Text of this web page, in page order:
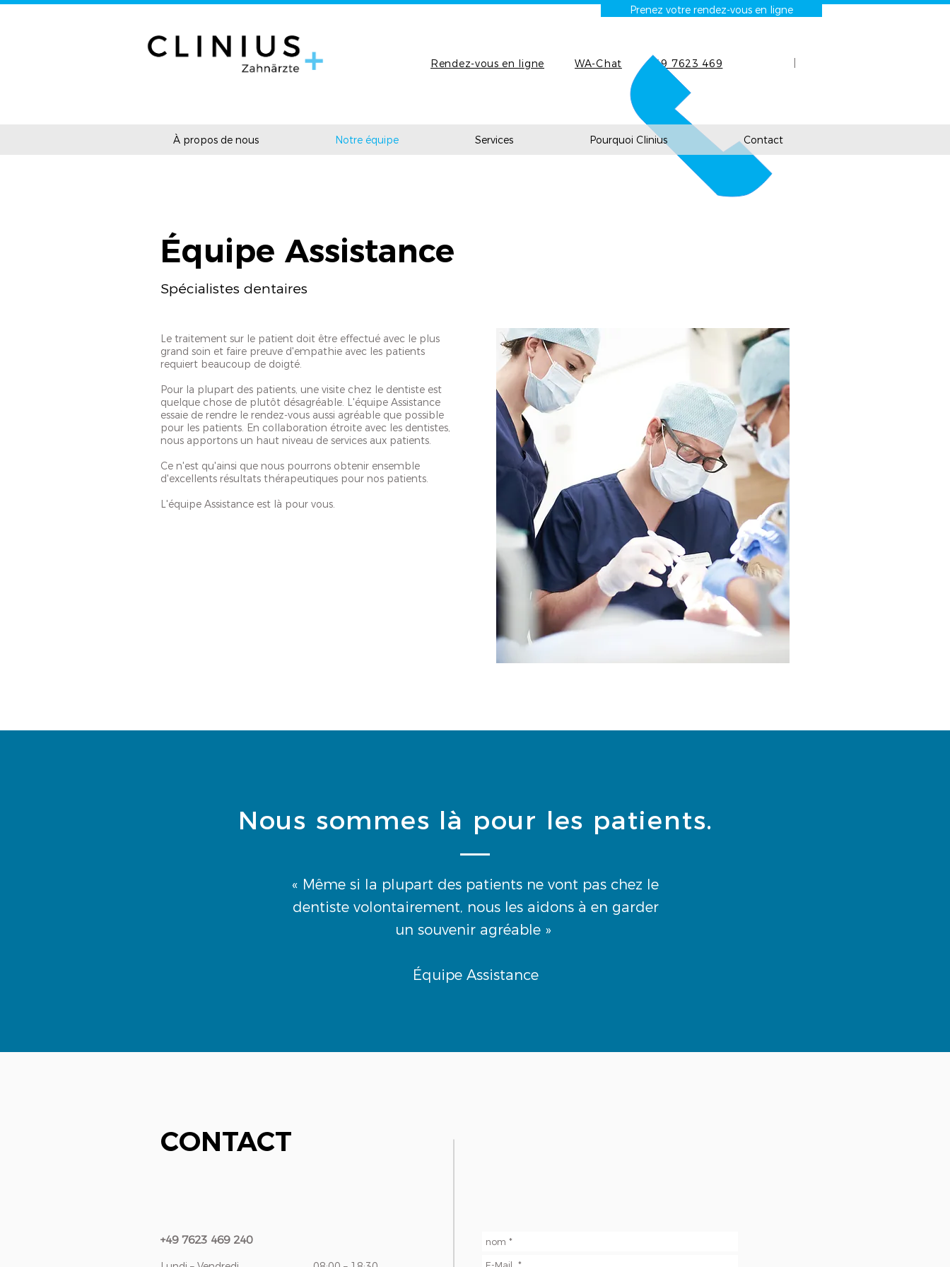
Prenez votre rendez-vous en ligne
+49 7623 469
Rendez-vous en ligne WA-Chat
À propos de nous Notre équipe Services Pourquoi Clinius Contact
Équipe Assistance
Spécialistes dentaires
Le traitement sur le patient doit être effectué avec le plus
grand soin et faire preuve d'empathie avec les patients
requiert beaucoup de doigté.
Pour la plupart des patients, une visite chez le dentiste est
quelque chose de plutôt désagréable. L'équipe Assistance
essaie de rendre le rendez-vous aussi agréable que possible
pour les patients. En collaboration étroite avec les dentistes,
nous apportons un haut niveau de services aux patients.
Ce n'est qu'ainsi que nous pourrons obtenir ensemble
d'excellents résultats thérapeutiques pour nos patients.
L'équipe Assistance est là pour vous.
Nous sommes là pour les patients.
« Même si la plupart des patients ne vont pas chez le
dentiste volontairement, nous les aidons à en garder
un souvenir agréable »
Équipe Assistance
CONTACT
+49 7623 469 240